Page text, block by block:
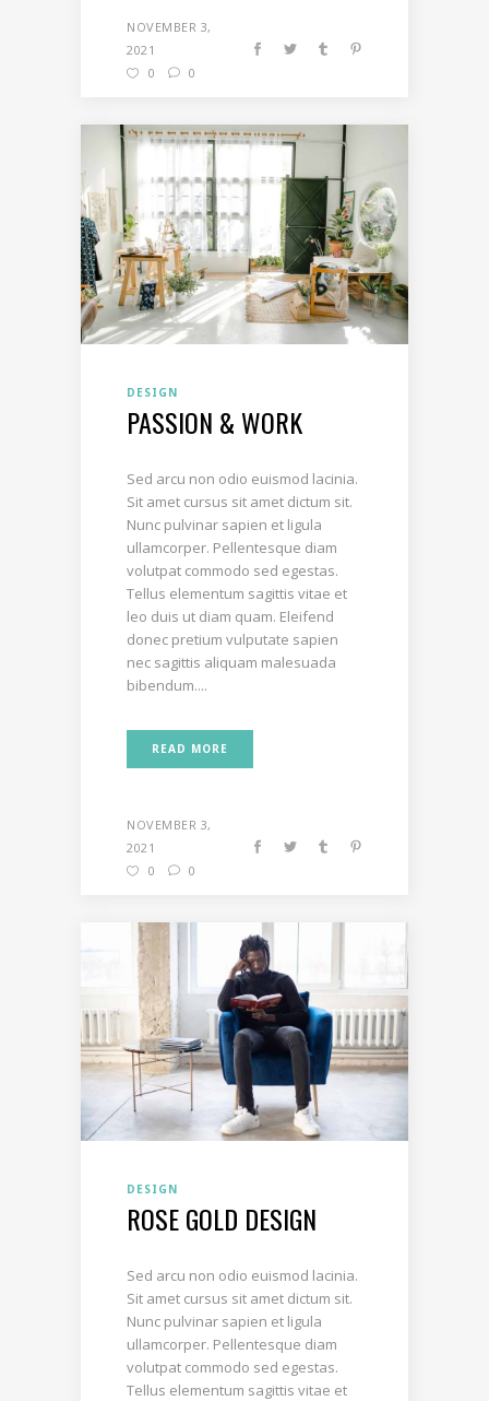
NOVEMBER 3,
2021
0
0
DESIGN
PASSION & WORK
Sed arcu non odio euismod lacinia.
Sit amet cursus sit amet dictum sit.
Nunc pulvinar sapien et ligula
ullamcorper. Pellentesque diam
volutpat commodo sed egestas.
Tellus elementum sagittis vitae et
leo duis ut diam quam. Eleifend
donec pretium vulputate sapien
nec sagittis aliquam malesuada
bibendum....
READ MORE
NOVEMBER 3,
2021
0
0
DESIGN
ROSE GOLD DESIGN
Sed arcu non odio euismod lacinia.
Sit amet cursus sit amet dictum sit.
Nunc pulvinar sapien et ligula
ullamcorper. Pellentesque diam
volutpat commodo sed egestas.
Tellus elementum sagittis vitae et